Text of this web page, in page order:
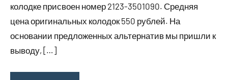
колодке присвоен номер 2123-3501090. Средняя
цена оригинальных колодок 550 рублей. На
основании предложенных альтернатив мы пришли к
выводу, […]